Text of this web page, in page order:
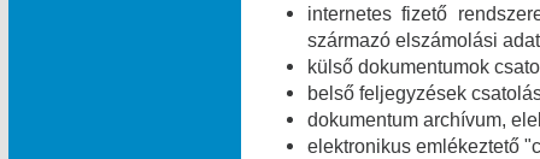
internetes fizető
származó elszámolási
külső dokumentumok
belső feljegyzések
dokumentum archívum,
elektronikus emlékeztető